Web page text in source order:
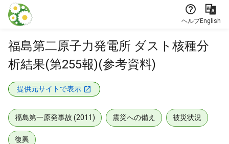
本文に飛ぶ
ヘルプEnglish
福島第二原子力発電所 ダスト核種分
析結果(第255報)(参考資料)
提供元サイトで表示
福島第一原発事故 (2011) 震災への備え 被災状況
復興